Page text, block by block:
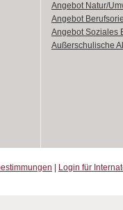
Angebot Natur/
Angebot
Angebot Soziales
Außerschulische
Login für